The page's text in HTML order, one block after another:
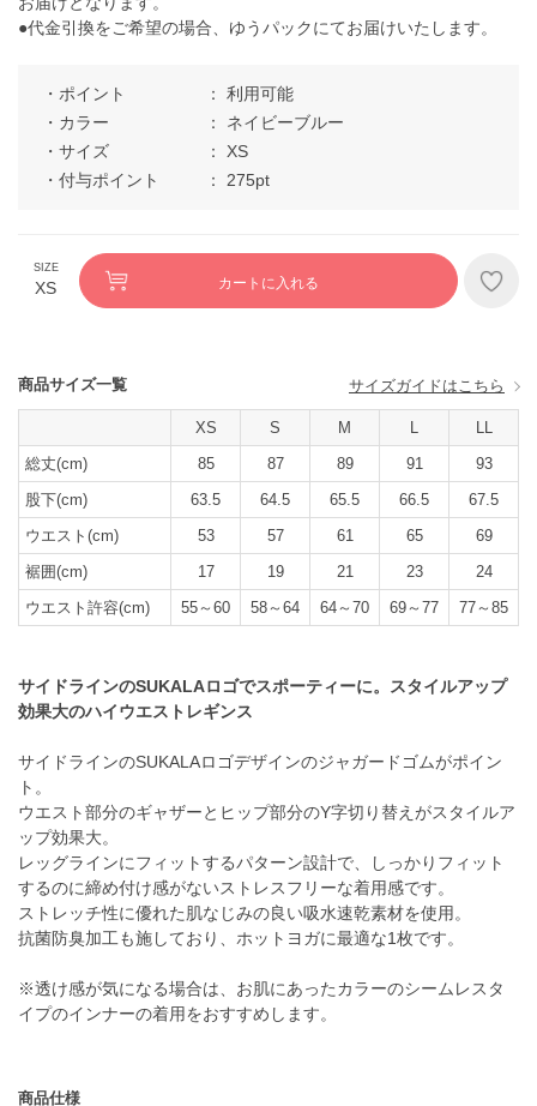
●代金引換をご希望の場合、ゆうパックにてお届けいたします。
ポイント
利用可能
カラー
ネイビーブルー
サイズ
XS
付与ポイント
275pt
XS カートに入れる
商品サイズ一覧 サイズガイドはこちら
XS S M L
LL
総丈(cm)
85 87 89 91
93
股下(cm)
63.5 64.5 65.5 66.5
67.5
ウエスト(cm)
53 57 61 65
69
裾囲(cm)
17 19 21 23
24
ウエスト許容(cm)
55～60 58～64 64～70 69～77 77～85
サイドラインのSUKALAロゴでスポーティーに。スタイルアップ
効果大のハイウエストレギンス
サイドラインのSUKALAロゴデザインのジャガードゴムがポイン
ト。
ウエスト部分のギャザーとヒップ部分のY字切り替えがスタイルア
ップ効果大。
レッグラインにフィットするパターン設計で、しっかりフィット
するのに締め付け感がないストレスフリーな着用感です。
ストレッチ性に優れた肌なじみの良い吸水速乾素材を使用。
抗菌防臭加工も施しており、ホットヨガに最適な1枚です。
※透け感が気になる場合は、お肌にあったカラーのシームレスタ
イプのインナーの着用をおすすめします。
商品仕様